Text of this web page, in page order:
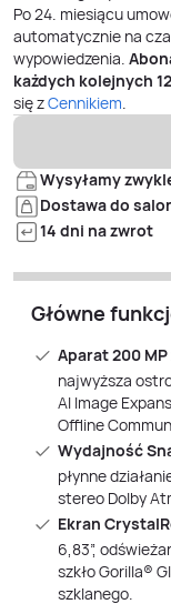
Po24. miesiącu
automatycznie na
wypowiedzenia.
każdych kolejnych
się zCennikiem.
Wysyłamy
Dostawa do
14 dni na zwrot
Główne
Aparat 200
najwyższa
AI Image
Offline
Wydajność
płynne
stereo Dolby
Ekran
6,83”,
szkło Gorilla®
szklanego.